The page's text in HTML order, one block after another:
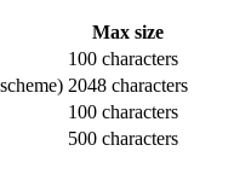
Max size
100 characters
2048 characters
100 characters
500 characters